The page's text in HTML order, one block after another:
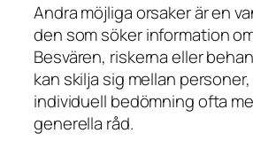
Andra möjliga orsaker är en
den som söker information
Besvären, riskerna eller
kan skilja sig mellan
individuell bedömning ofta
generella råd.